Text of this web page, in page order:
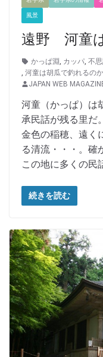
風景
遠野 河童
かっぱ淵, カッパ, 不
, 河童は胡瓜で釣れるのか
JAPAN WEB
河童（かっぱ）は
承民話が残る里だ
金色の稲穂、遠く
る清流・・・。確
この地に多くの民
続きを読む